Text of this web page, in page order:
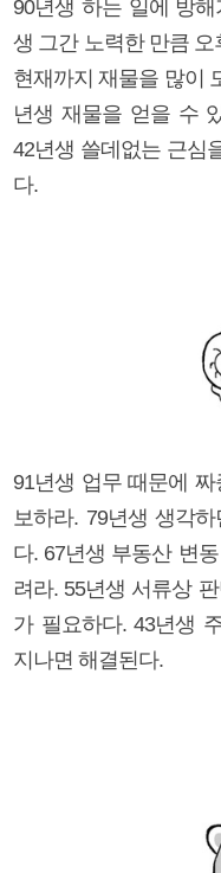
90년생 하는 일에 방
생 그간 노력한 만큼
현재까지 재물을 많이
년생 재물을 얻을 수
42년생 쓸데없는 근심
다.
91년생 업무 때문에
보하라. 79년생 생각
다. 67년생 부동산 변
려라. 55년생 서류상
가 필요하다. 43년생
지나면 해결된다.